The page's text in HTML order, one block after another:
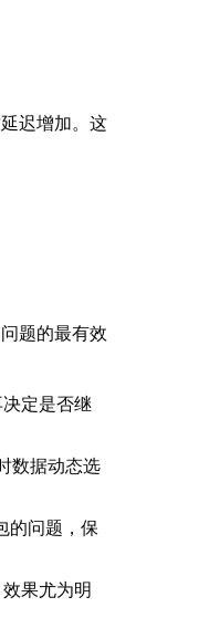
迟增加。这
题的最有效
定是否继
数据动态选
的问题，保
果尤为明